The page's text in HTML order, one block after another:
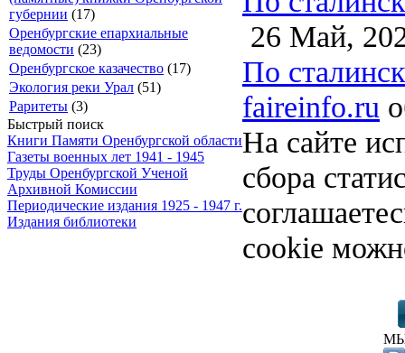
губернии (17)
Оренбургские епархиальные
ведомости (23)
Оренбургское казачество (17)
Экология реки Урал (51)
Раритеты (3)
Быстрый поиск
Книги Памяти Оренбургской области
Газеты военных лет 1941 - 1945
Труды Оренбургской Ученой
Архивной Комиссии
Периодические издания 1925 - 1947 г.
Издания библиотеки
26 Май,
По
faireinfo.ru
На сайте
сбора
cookie